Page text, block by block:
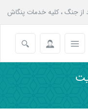
از جنگ ، کلیه خدمات پنگاش